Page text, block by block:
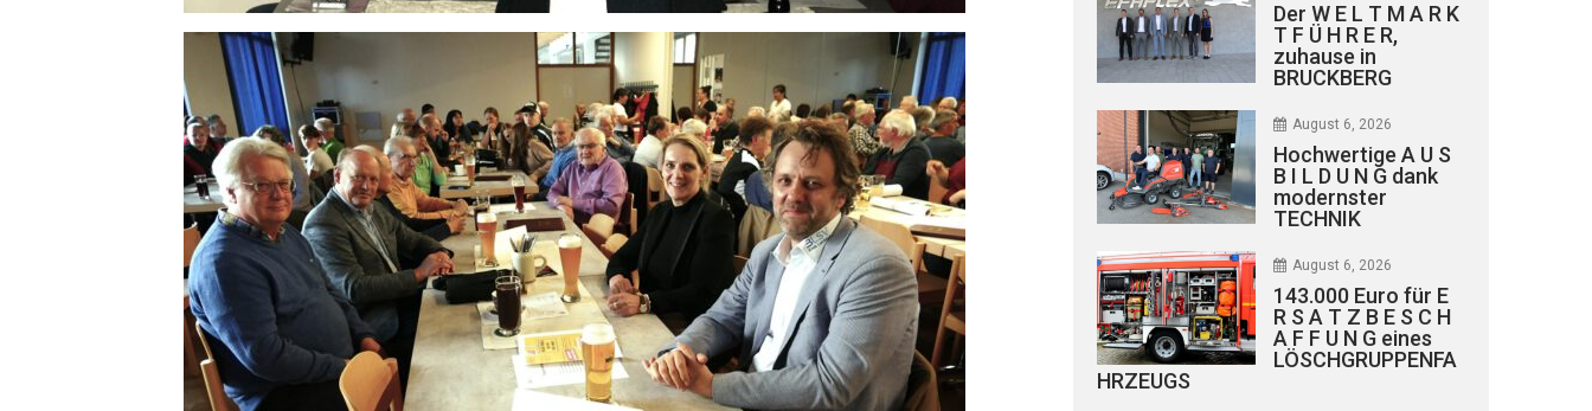
Der W E L T M A R K
T F Ü H R E R,
zuhause in
BRUCKBERG
August 6, 2026
Hochwertige A U S
B I L D U N G dank
modernster
TECHNIK
August 6, 2026
143.000 Euro für E
R S A T Z B E S C H
A F F U N G eines
LÖSCHGRUPPENFA
HRZEUGS